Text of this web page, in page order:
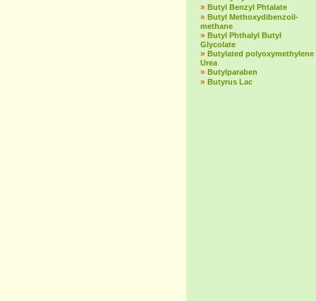
» Butyl Benzyl Phtalate
» Butyl Methoxydibenzoil-
methane
» Butyl Phthalyl Butyl
Glycolate
» Butylated polyoxymethylene
Urea
» Butylparaben
» Butyrus Lac